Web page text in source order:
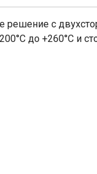
решение с
до +260°C и